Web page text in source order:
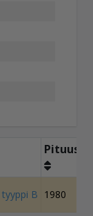
Pituus
B 1980